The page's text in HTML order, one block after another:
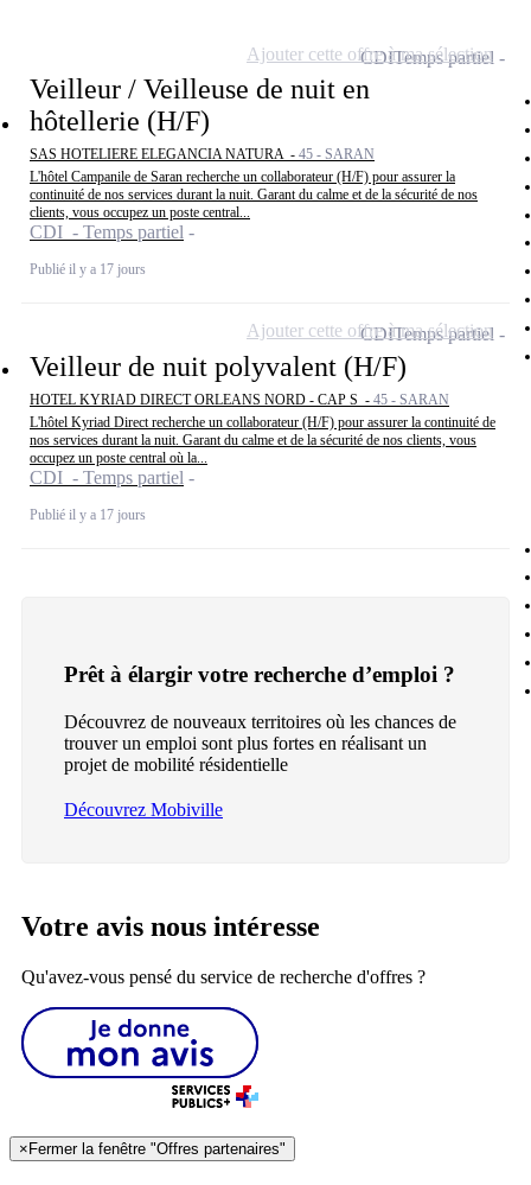
Veilleur / Veilleuse de nuit en
hôtellerie (H/F)
SAS HOTELIERE ELEGANCIA NATURA - 45 - SARAN
L'hôtel Campanile de Saran recherche un collaborateur (H/F) pour assurer la
continuité de nos services durant la nuit. Garant du calme et de la sécurité de nos
clients, vous occupez un poste central...
CDI - Temps partiel
Publié il y a 17 jours
CDITemps partiel
Ajouter cette offre à ma sélection
Veilleur de nuit polyvalent (H/F)
HOTEL KYRIAD DIRECT ORLEANS NORD - CAP S - 45 - SARAN
L'hôtel Kyriad Direct recherche un collaborateur (H/F) pour assurer la continuité de
nos services durant la nuit. Garant du calme et de la sécurité de nos clients, vous
occupez un poste central où la...
CDI - Temps partiel
Publié il y a 17 jours
CDITemps partiel
Ajouter cette offre à ma sélection
Prêt à élargir votre recherche d’emploi ?
Découvrez de nouveaux territoires où les chances de
trouver un emploi sont plus fortes en réalisant un
projet de mobilité résidentielle
Découvrez Mobiville
Votre avis nous intéresse
Qu'avez-vous pensé du service de recherche d'offres ?
× Fermer la fenêtre "Offres partenaires"